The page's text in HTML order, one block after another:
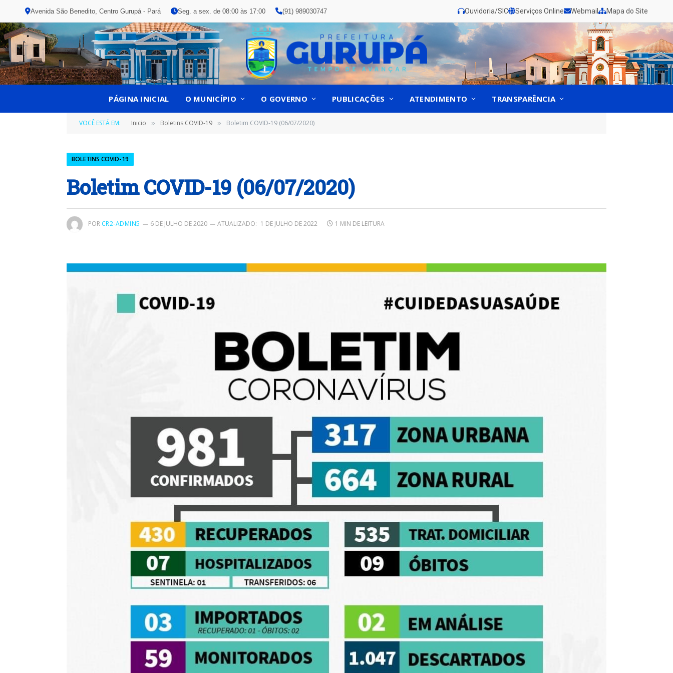
Avenida São Benedito, Centro Gurupá - Pará Seg. a sex. de 08:00 às 17:00 (91) 989030747 Ouvidoria/SIC Serviços Online Webmail Mapa do Site
PÁGINA INICIAL O MUNICÍPIO O GOVERNO PUBLICAÇÕES ATENDIMENTO TRANSPARÊNCIA
VOCÊ ESTÁ EM: Inicio » Boletins COVID-19 » Boletim COVID-19 (06/07/2020)
BOLETINS COVID-19
Boletim COVID-19 (06/07/2020)
POR CR2-ADMIN5 6 DE JULHO DE 2020 ATUALIZADO: 1 DE JULHO DE 2022 1 MIN DE LEITURA